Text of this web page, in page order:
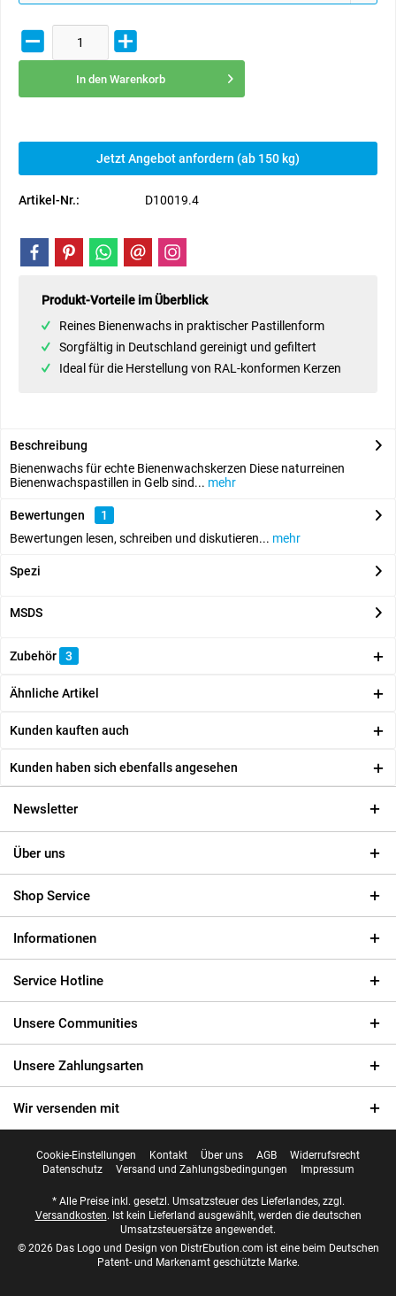
In den Warenkorb
Jetzt Angebot anfordern (ab 150 kg)
Artikel-Nr.: D10019.4
Produkt-Vorteile im Überblick
Reines Bienenwachs in praktischer Pastillenform
Sorgfältig in Deutschland gereinigt und gefiltert
Ideal für die Herstellung von RAL-konformen Kerzen
Beschreibung
Bienenwachs für echte Bienenwachskerzen Diese naturreinen
Bienenwachspastillen in Gelb sind... mehr
Bewertungen
1
Bewertungen lesen, schreiben und diskutieren... mehr
Spezi
MSDS
Zubehör 3
Ähnliche Artikel
Kunden kauften auch
Kunden haben sich ebenfalls angesehen
Newsletter
Über uns
Shop Service
Informationen
Service Hotline
Unsere Communities
Unsere Zahlungsarten
Wir versenden mit
Cookie-Einstellungen Kontakt Über uns AGB
Widerrufsrecht
Datenschutz
Versand und Zahlungsbedingungen Impressum
* Alle Preise inkl. gesetzl. Umsatzsteuer des Lieferlandes, zzgl.
Versandkosten. Ist kein Lieferland ausgewählt, werden die deutschen
Umsatzsteuersätze angewendet.
© 2026 Das Logo und Design von DistrEbution.com ist eine beim Deutschen
Patent- und Markenamt geschützte Marke.